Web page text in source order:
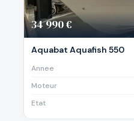
34 990 €
Aquabat Aquafish 550
Annee
Moteur
Etat